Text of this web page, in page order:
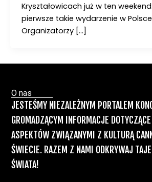
Kryształowicach już w ten
pierwsze takie wydarzenie w
Organizatorzy […]
O nas
JESTEŚMY NIEZALEŻNYM PORTALEM
GROMADZĄCYM INFORMACJE
ASPEKTÓW ZWIĄZANYMI Z KULTURĄ
ŚWIECIE. RAZEM Z NAMI ODKRYWAJ
ŚWIATA!